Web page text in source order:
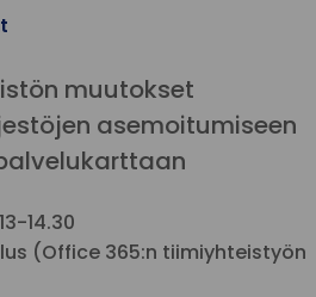
muutokset
asemoitumiseen
14.30
(Office 365:n tiimiyhteistyön